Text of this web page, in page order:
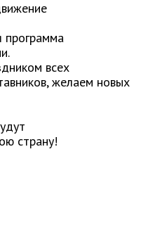
и
и
программа
всех
желаем новых
страну!